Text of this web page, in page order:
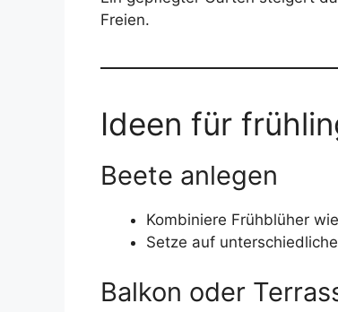
Freien.
Ideen für
Beete anlegen
Kombiniere Frühblüher
Setze auf
Balkon oder